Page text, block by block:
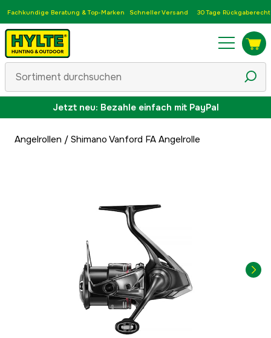
Fachkundige Beratung & Top-Marken Schneller Versand 30 Tage Rückgaberecht
Jetzt neu: Bezahle einfach mit PayPal
Angelrollen / Shimano Vanford FA Angelrolle